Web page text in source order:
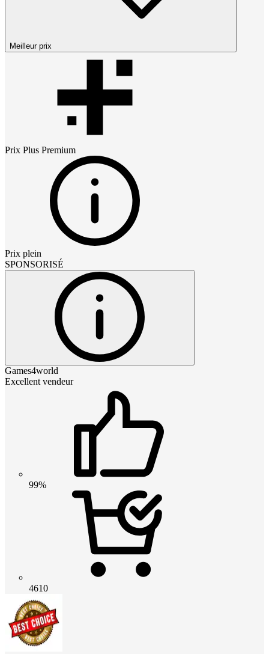
Meilleur prix
Prix Plus Premium
Prix plein
SPONSORISÉ
Games4world
Excellent vendeur
99%
4610